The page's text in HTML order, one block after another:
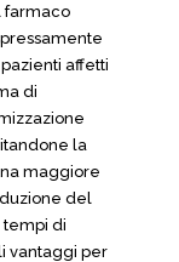
farmaco
affetti
di
la
maggiore
del
tempi di
vantaggi per